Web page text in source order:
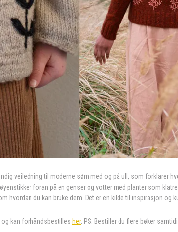
veiledning til moderne søm med og på ull, som forklarer
foran på en genser og votter med planter som
hvordan du kan bruke dem. Det er en kilde til inspirasjon og
og kan forhåndsbestilles her. PS. Bestiller du flere bøker